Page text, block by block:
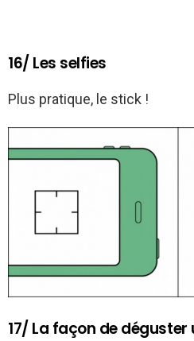
16/ Les selfies
Plus pratique, le stick !
17/ La façon de